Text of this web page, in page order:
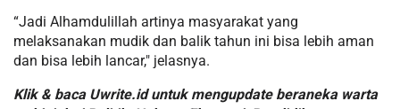
“Jadi Alhamdulillah artinya masyarakat yang
melaksanakan mudik dan balik tahun ini bisa lebih aman
dan bisa lebih lancar," jelasnya.
Klik & baca Uwrite.id untuk mengupdate beraneka warta